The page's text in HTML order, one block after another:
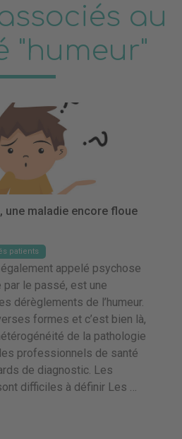
au
"humeur"
une maladie encore floue
patients
appelé psychose
le passé, est une
dérèglements de l’humeur.
formes et c’est bien là,
de la pathologie
professionnels de santé
de diagnostic. Les
difficiles à définir Les …